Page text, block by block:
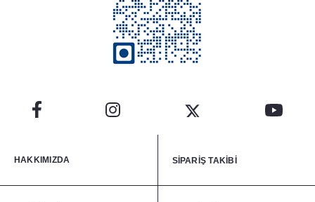
HAKKIMIZDA SİPARİŞ TAKİBİ